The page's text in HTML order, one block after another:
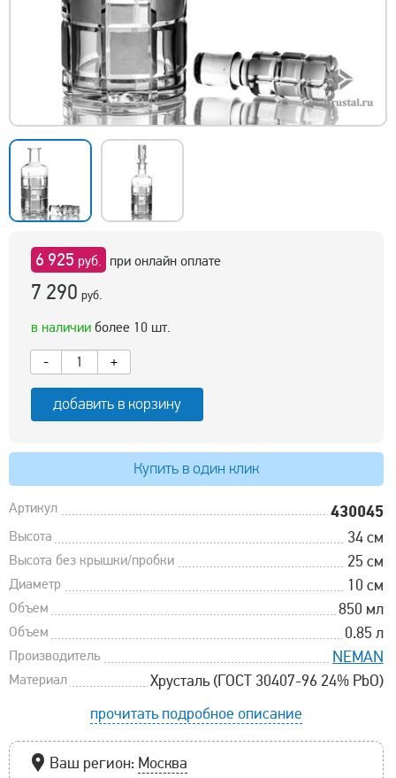
6 925 руб. при онлайн оплате
7 290 руб.
в наличии более 10 шт.
-
+
добавить в корзину
Купить в один клик
Артикул 430045
Высота 34 см
Высота без крышки/пробки 25 см
Диаметр 10 см
Объем 850 мл
Объем 0.85 л
Производитель NEMAN
Материал
Хрусталь (ГОСТ 30407-96 24% PbO)
прочитать подробное описание
Ваш регион: Москва